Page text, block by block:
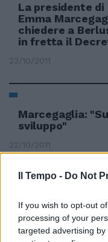
Il Tempo - Do Not
If you wish to opt-out
processing of your
targeted advertising
La presidente
Emma
chiedere a
in fretta il
23/10/2011
Marcegaglia:
sviluppo"
22/10/2011
condono:
09/10/2011